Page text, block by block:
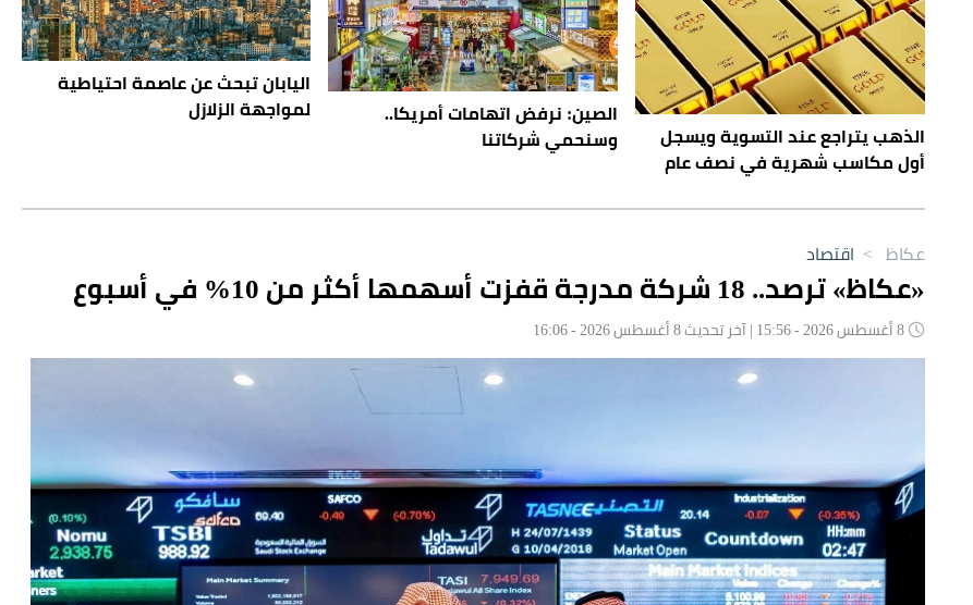
الذهب يتراجع عند التسوية ويسجل
أول مكاسب شهرية في نصف عام
الصين: نرفض اتهامات أمريكا..
وسنحمي شركاتنا
اليابان تبحث عن عاصمة احتياطية
لمواجهة الزلازل
عكاظ > اقتصاد
«عكاظ» ترصد.. 18 شركة مدرجة قفزت أسهمها أكثر من 10% في أسبوع